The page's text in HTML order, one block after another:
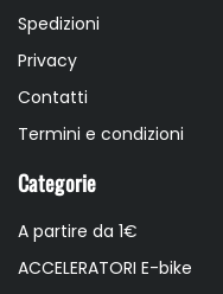
Spedizioni
Privacy
Contatti
Termini e condizioni
Categorie
A partire da 1€
ACCELERATORI E-bike